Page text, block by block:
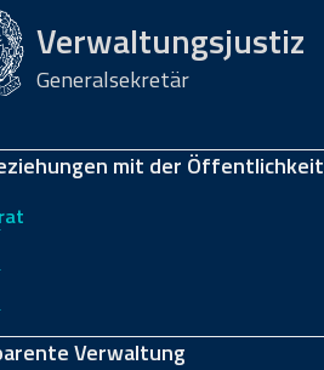
Verwaltungsjustiz
Generalsekretär
mit der Öffentlichkeit
Verwaltung